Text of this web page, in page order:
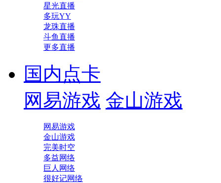
星光直播
多玩YY
龙珠直播
斗鱼直播
更多直播
国内点卡
网易游戏 金山游戏
网易游戏
金山游戏
完美时空
多益网络
巨人网络
很好记网络